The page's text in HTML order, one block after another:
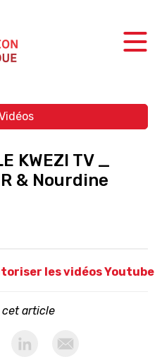
KWEZI TV _
& Nourdine
les vidéos Youtube
cet article